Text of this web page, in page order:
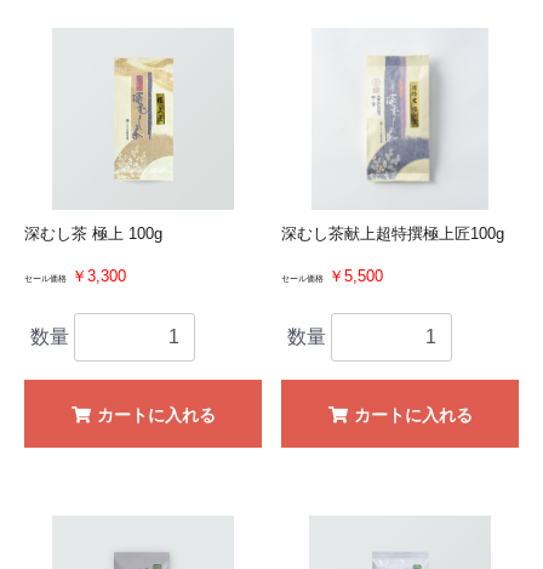
深むし茶 極上 100g
セール価格 ￥3,300
数量
カートに入れる
深むし茶献上超特撰極上匠100g
セール価格 ￥5,500
数量
カートに入れる